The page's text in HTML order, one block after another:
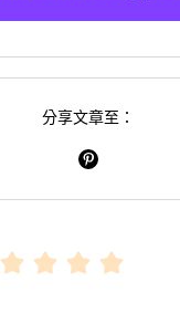
分享文章至：